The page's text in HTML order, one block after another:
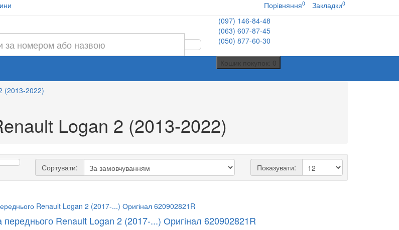
Порівняння0 Закладки0
(097) 146-84-48
(063) 607-87-45
(050) 877-60-30
(2013-2022)
Logan 2 (2013-2022)
Сортувати: Показувати:
Renault Logan 2 (2017-...) Оригінал 620902821R